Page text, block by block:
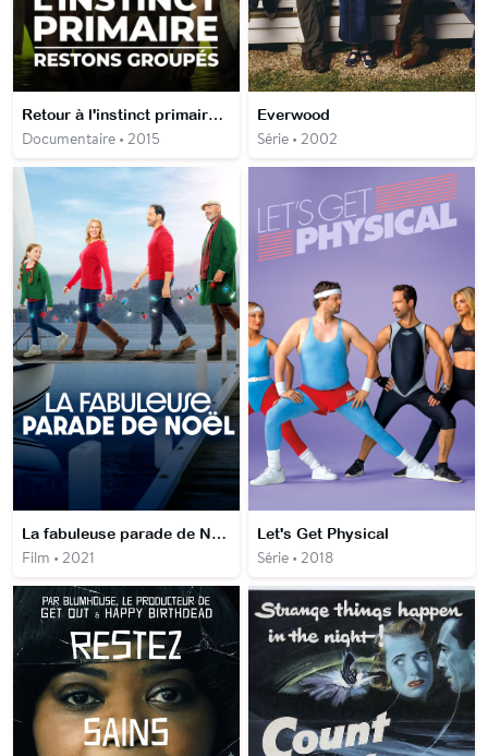
Retour à l'instinct primaire : restons groupés
Documentaire • 2015
Everwood
Série • 2002
La fabuleuse parade de Noël
Film • 2021
Let's Get Physical
Série • 2018